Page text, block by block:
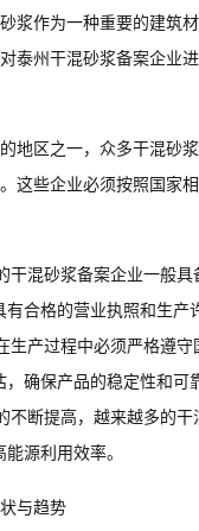
浆作为一种重要的建筑
泰州干混砂浆备案企业
地区之一，众多干混砂
这些企业必须按照国家
干混砂浆备案企业一般
合格的营业执照和生产
生产过程中必须严格遵
确保产品的稳定性和可
不断提高，越来越多的
源利用效率。
与趋势